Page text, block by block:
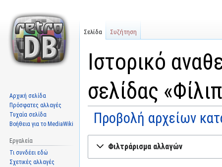
Ιστορικό
σελίδας
Προβολή αρχείων
στην
στην
Φιλτράρισμα αλλαγών
Σελίδα Συζήτηση
Αρχική σελίδα
Πρόσφατες αλλαγές
Τυχαία σελίδα
Βοήθεια για το MediaWiki
Εργαλεία
Τι συνδέει εδώ
Σχετικές αλλαγές